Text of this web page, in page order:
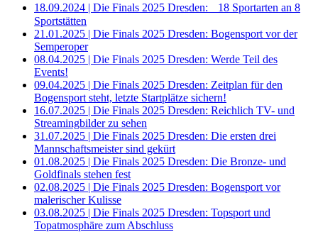
18.09.2024 | Die Finals 2025 Dresden: 18 Sportarten an 8
Sportstätten
21.01.2025 | Die Finals 2025 Dresden: Bogensport vor der
Semperoper
08.04.2025 | Die Finals 2025 Dresden: Werde Teil des
Events!
09.04.2025 | Die Finals 2025 Dresden: Zeitplan für den
Bogensport steht, letzte Startplätze sichern!
16.07.2025 | Die Finals 2025 Dresden: Reichlich TV- und
Streamingbilder zu sehen
31.07.2025 | Die Finals 2025 Dresden: Die ersten drei
Mannschaftsmeister sind gekürt
01.08.2025 | Die Finals 2025 Dresden: Die Bronze- und
Goldfinals stehen fest
02.08.2025 | Die Finals 2025 Dresden: Bogensport vor
malerischer Kulisse
03.08.2025 | Die Finals 2025 Dresden: Topsport und
Topatmosphäre zum Abschluss